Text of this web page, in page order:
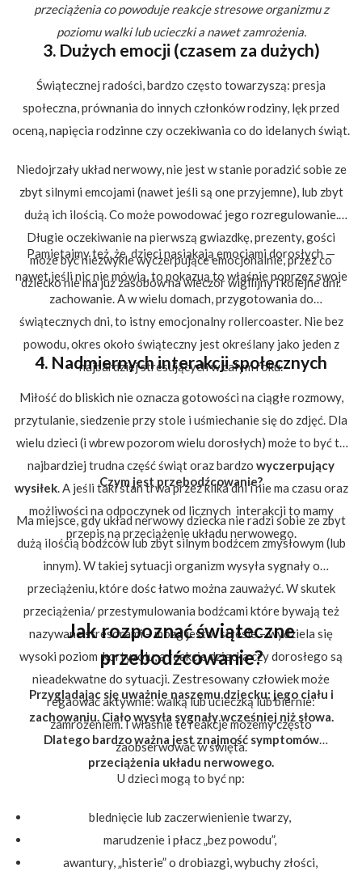
przeciążenia co powoduje reakcje stresowe organizmu z
poziomu walki lub ucieczki a nawet zamrożenia.
3. Dużych emocji (czasem za dużych)
Świątecznej radości, bardzo często towarzyszą: presja
społeczna, prównania do innych członków rodziny, lęk przed
oceną, napięcia rodzinne czy oczekiwania co do idelanych świąt.
Niedojrzały układ nerwowy, nie jest w stanie poradzić sobie ze
zbyt silnymi emcojami (nawet jeśli są one przyjemne), lub zbyt
dużą ich ilością. Co może powodować jego rozregulowanie.
Długie oczekiwanie na pierwszą gwiazdkę, prezenty, gości
może być niezwykle wyczerpujące emocjonalnie, przez co
dziecko nie ma już zasobów na wieczór wigilijny i kolejne dni.
Pamiętajmy też, że dzieci nasiąkają emocjami dorosłych —
nawet jeśli nic nie mówią, to pokazuą to właśnie poprzez swoje
zachowanie. A w wielu domach, przygotowania do
świątecznych dni, to istny emocjonalny rollercoaster. Nie bez
powodu, okres około świąteczny jest określany jako jeden z
najbardziej stresujących w całym roku.
4. Nadmiernych interakcji społecznych
Miłość do bliskich nie oznacza gotowości na ciągłe rozmowy,
przytulanie, siedzenie przy stole i uśmiechanie się do zdjęć. Dla
wielu dzieci (i wbrew pozorom wielu dorosłych) może to być ta
najbardziej trudna część świąt oraz bardzo wyczerpujący
wysiłek. A jeśli taki stan trwa przez kilka dni i nie ma czasu oraz
możliwości na odpoczynek od licznych interakcji to mamy
przepis na przeciążenie układu nerwowego.
Czym jest przebodźcowanie?
Ma miejsce, gdy układ nerwowy dziecka nie radzi sobie ze zbyt
dużą ilością bodźców lub zbyt silnym bodźcem zmysłowym (lub
innym). W takiej sytuacji organizm wysyła sygnały o
przeciążeniu, które dośc łatwo można zauważyć. W skutek
przeciążenia/ przestymulowania bodźcami które bywają też
nazywane stresorami – mózg jest w stresie – wydziela się
wysoki poziom kortyzolu, a reakcje dziecka czy dorosłego są
nieadekwatne do sytuacji. Zestresowany człowiek może
regaować aktywnie: walką lub ucieczką lub biernie:
zamrożeniem. I właśnie te reakcje możemy często
zaobserwować w święta.
Jak rozpoznać świąteczne
przebodźcowanie?
Przyglądając się uważnie naszemu dziecku: jego ciału i
zachowaniu. Ciałowysyła sygnały wcześniej niż słowa.
Dlatego bardzo ważna jest znajmość symptomów
przeciążenia układu nerwowego.
U dzieci mogą to być np:
blednięcie lub zaczerwienienie twarzy,
marudzenie i płacz „bez powodu”,
awantury, „histerie” o drobiazgi, wybuchy złości,